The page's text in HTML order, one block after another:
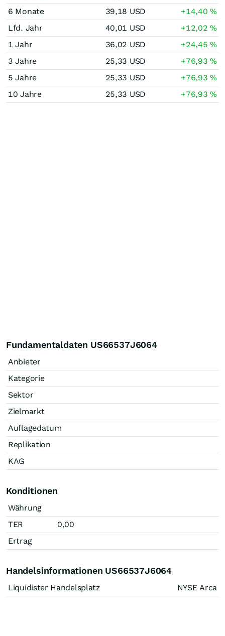
6 Monate
39,18 USD +14,40%
Lfd. Jahr
40,01 USD +12,02%
1 Jahr
36,02 USD +24,45%
3 Jahre
25,33 USD +76,93%
5 Jahre
25,33 USD +76,93%
10 Jahre
25,33 USD +76,93%
Fundamentaldaten US66537J6064
Anbieter
Kategorie
Sektor
Zielmarkt
Auflagedatum
Replikation
KAG
Konditionen
Währung
TER
0,00
Ertrag
Handelsinformationen US66537J6064
Liquidister Handelsplatz NYSE Arca